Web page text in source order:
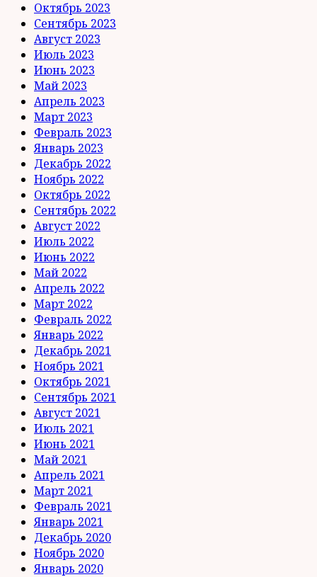
Октябрь 2023
Сентябрь 2023
Август 2023
Июль 2023
Июнь 2023
Май 2023
Апрель 2023
Март 2023
Февраль 2023
Январь 2023
Декабрь 2022
Ноябрь 2022
Октябрь 2022
Сентябрь 2022
Август 2022
Июль 2022
Июнь 2022
Май 2022
Апрель 2022
Март 2022
Февраль 2022
Январь 2022
Декабрь 2021
Ноябрь 2021
Октябрь 2021
Сентябрь 2021
Август 2021
Июль 2021
Июнь 2021
Май 2021
Апрель 2021
Март 2021
Февраль 2021
Январь 2021
Декабрь 2020
Ноябрь 2020
Январь 2020